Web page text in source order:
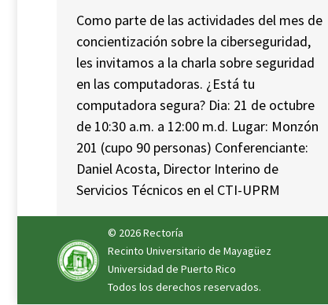
Como parte de las actividades del mes de
concientización sobre la ciberseguridad,
les invitamos a la charla sobre seguridad
en las computadoras. ¿Está tu
computadora segura? Dia: 21 de octubre
de 10:30 a.m. a 12:00 m.d. Lugar: Monzón
201 (cupo 90 personas) Conferenciante:
Daniel Acosta, Director Interino de
Servicios Técnicos en el CTI-UPRM
© 2026Rectoría
Recinto Universitario de Mayagüez
Universidad de Puerto Rico
Todos los derechos reservados.